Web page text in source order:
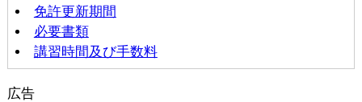
免許更新期間
必要書類
講習時間及び手数料
広告